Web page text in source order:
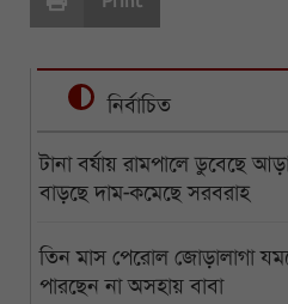
নির্বাচিত
টানা বর্ষায় রামপালে ডুবেছে
বাড়ছে দাম-কমেছে সরবরাহ
তিন মাস পেরোল জোড়ালাগা
পারছেন না অসহায় বাবা